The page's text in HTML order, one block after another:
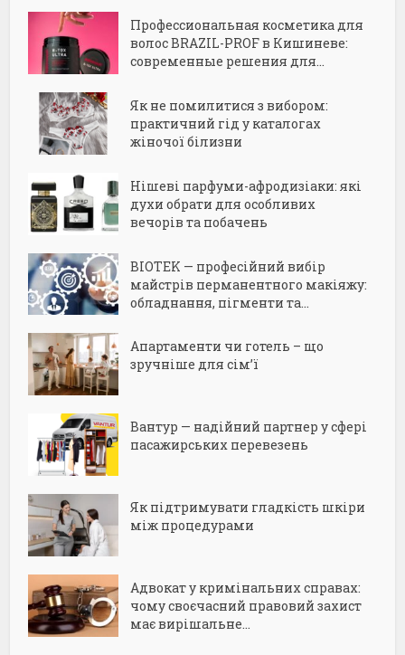
Профессиональная косметика для
волос BRAZIL-PROF в Кишиневе:
современные решения для...
Як не помилитися з вибором:
практичний гід у каталогах
жіночої білизни
Нішеві парфуми-афродизіаки: які
духи обрати для особливих
вечорів та побачень
BIOTEK — професійний вибір
майстрів перманентного макіяжу:
обладнання, пігменти та...
Апартаменти чи готель – що
зручніше для сім’ї
Вантур — надійний партнер у сфері
пасажирських перевезень
Як підтримувати гладкість шкіри
між процедурами
Адвокат у кримінальних справах:
чому своєчасний правовий захист
має вирішальне...